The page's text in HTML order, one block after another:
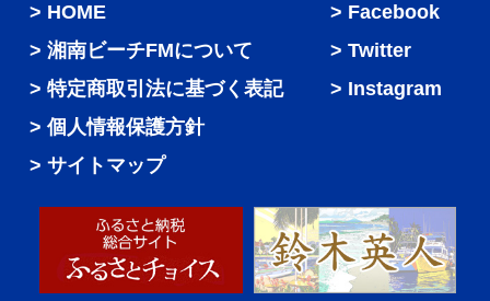
HOME
湘南ビーチFMについて
特定商取引法に基づく表記
個人情報保護方針
サイトマップ
Facebook
Twitter
Instagram